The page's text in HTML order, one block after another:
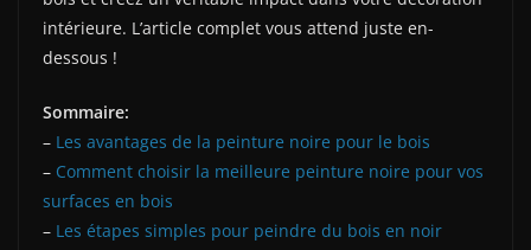
intérieure. L’article complet vous attend juste en-
dessous !
Sommaire:
– Les avantages de la peinture noire pour le bois
– Comment choisir la meilleure peinture noire pour vos
surfaces en bois
– Les étapes simples pour peindre du bois en noir